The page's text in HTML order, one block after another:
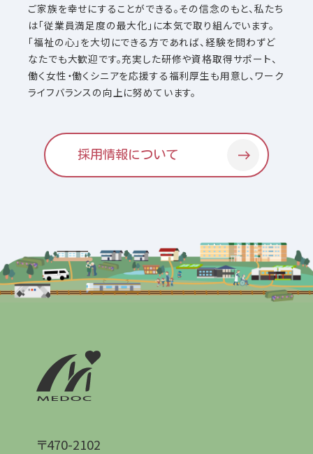
ご家族を幸せにすることができる。その信念のもと、私たち
は「従業員満足度の最大化」に本気で取り組んでいます。
「福祉の心」を大切にできる方であれば、経験を問わずど
なたでも大歓迎です。充実した研修や資格取得サポート、
働く女性・働くシニアを応援する福利厚生も用意し、ワーク
ライフバランスの向上に努めています。
採用情報について
〒470-2102